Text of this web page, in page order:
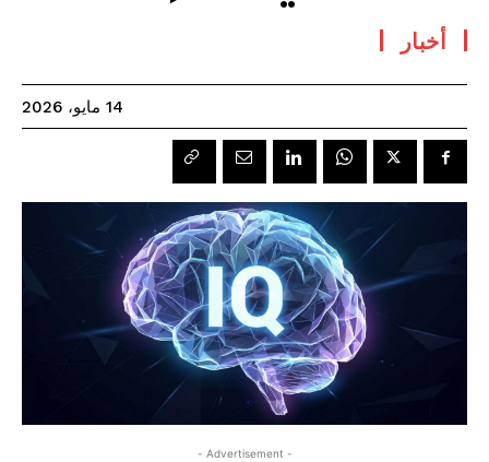
أخبار
14 مايو، 2026
- Advertisement -